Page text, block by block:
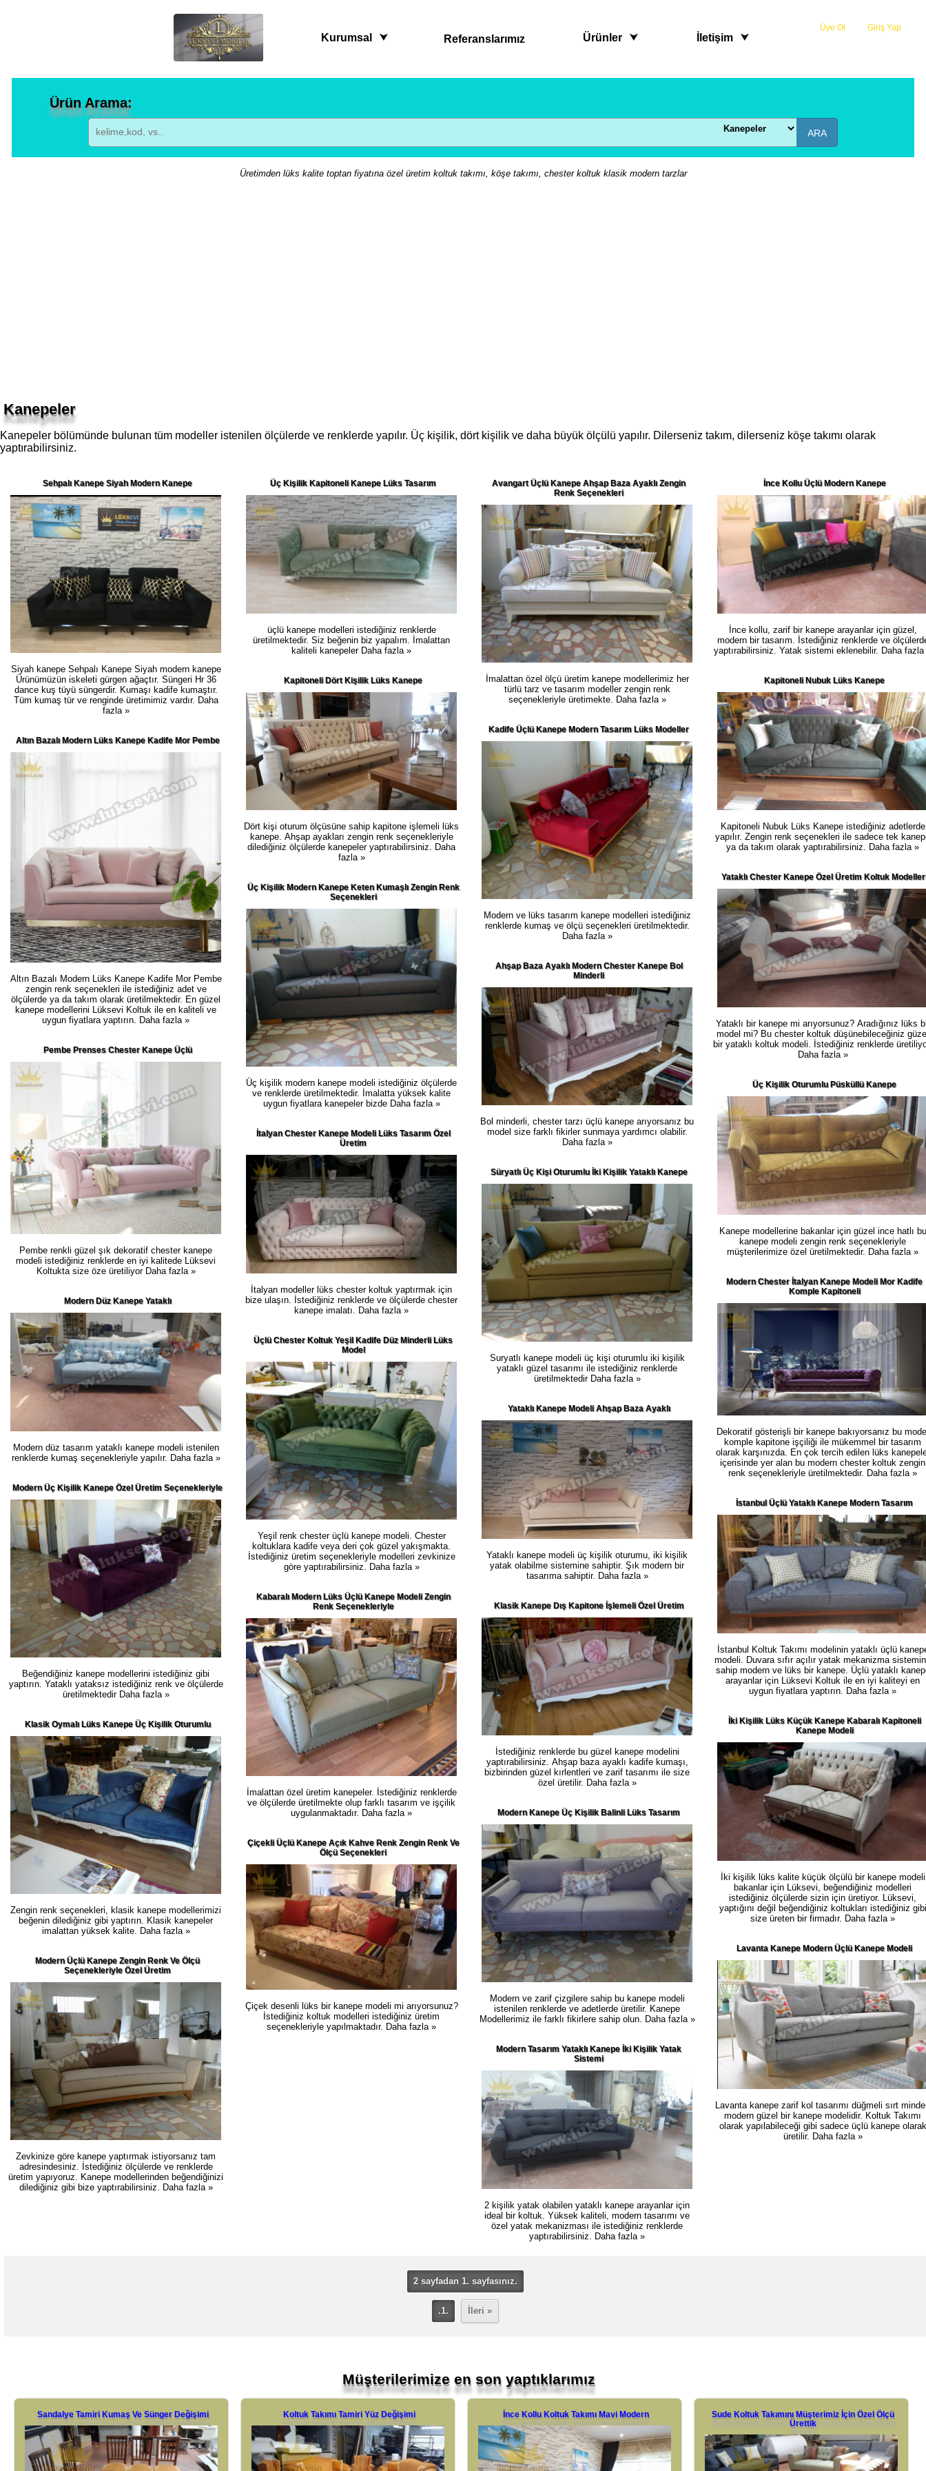
Kurumsal Referanslarımız Ürünler İletişim
Ürün Arama:
ARA
Üretimden lüks kalite toptan fiyatına özel üretim koltuk takımı, köşe takımı, chester koltuk klasik modern tarzlar
Üye Ol Giriş Yap
Kanepeler
Kanepeler bölümünde bulunan tüm modeller istenilen ölçülerde ve renklerde yapılır. Üç kişilik, dört kişilik ve daha büyük ölçülü yapılır. Dilerseniz takım, dilerseniz köşe takımı olarak
yaptırabilirsiniz.
Sehpalı Kanepe Siyah Modern Kanepe
Siyah kanepe Sehpalı Kanepe Siyah modern kanepe
Ürünümüzün iskeleti gürgen ağaçtır. Süngeri Hr 36
dance kuş tüyü süngerdir. Kumaşı kadife kumaştır.
Tüm kumaş tür ve renginde üretimimiz vardır. Daha
fazla »
Altın Bazalı Modern Lüks Kanepe Kadife Mor Pembe
Altın Bazalı Modern Lüks Kanepe Kadife Mor Pembe
zengin renk seçenekleri ile istediğiniz adet ve
ölçülerde ya da takım olarak üretilmektedir. En güzel
kanepe modellerini Lüksevi Koltuk ile en kaliteli ve
uygun fiyatlara yaptırın. Daha fazla »
Pembe Prenses Chester Kanepe Üçlü
Pembe renkli güzel şık dekoratif chester kanepe
modeli istediğiniz renklerde en iyi kalitede Lüksevi
Koltukta size öze üretiliyor Daha fazla »
Modern Düz Kanepe Yataklı
Modern düz tasarım yataklı kanepe modeli istenilen
renklerde kumaş seçenekleriyle yapılır. Daha fazla »
Modern Üç Kişilik Kanepe Özel Üretim Seçenekleriyle
Beğendiğiniz kanepe modellerini istediğiniz gibi
yaptırın. Yataklı yataksız istediğiniz renk ve ölçülerde
üretilmektedir Daha fazla »
Klasik Oymalı Lüks Kanepe Üç Kişilik Oturumlu
Zengin renk seçenekleri, klasik kanepe modellerimizi
beğenin dilediğiniz gibi yaptırın. Klasik kanepeler
imalattan yüksek kalite. Daha fazla »
Modern Üçlü Kanepe Zengin Renk Ve Ölçü
Seçenekleriyle Özel Üretim
Zevkinize göre kanepe yaptırmak istiyorsanız tam
adresindesiniz. İstediğiniz ölçülerde ve renklerde
üretim yapıyoruz. Kanepe modellerinden beğendiğinizi
dilediğiniz gibi bize yaptırabilirsiniz. Daha fazla »
Üç Kişilik Kapitoneli Kanepe Lüks Tasarım
üçlü kanepe modelleri istediğiniz renklerde
üretilmektedir. Siz beğenin biz yapalım. İmalattan
kaliteli kanepeler Daha fazla »
Kapitoneli Dört Kişilik Lüks Kanepe
Dört kişi oturum ölçüsüne sahip kapitone işlemeli lüks
kanepe. Ahşap ayakları zengin renk seçenekleriyle
dilediğiniz ölçülerde kanepeler yaptırabilirsiniz. Daha
fazla »
Üç Kişilik Modern Kanepe Keten Kumaşlı Zengin Renk
Seçenekleri
Üç kişilik modern kanepe modeli istediğiniz ölçülerde
ve renklerde üretilmektedir. İmalatta yüksek kalite
uygun fiyatlara kanepeler bizde Daha fazla »
İtalyan Chester Kanepe Modeli Lüks Tasarım Özel
Üretim
İtalyan modeller lüks chester koltuk yaptırmak için
bize ulaşın. İstediğiniz renklerde ve ölçülerde chester
kanepe imalatı. Daha fazla »
Üçlü Chester Koltuk Yeşil Kadife Düz Minderli Lüks
Model
Yeşil renk chester üçlü kanepe modeli. Chester
koltuklara kadife veya deri çok güzel yakışmakta.
İstediğiniz üretim seçenekleriyle modelleri zevkinize
göre yaptırabilirsiniz.
Daha fazla »
Kabaralı Modern Lüks Üçlü Kanepe Modeli Zengin
Renk Seçenekleriyle
İmalattan özel üretim kanepeler. İstediğiniz renklerde
ve ölçülerde üretilmekte olup farklı tasarım ve işçilik
uygulanmaktadır. Daha fazla »
Çiçekli Üçlü Kanepe Açık Kahve Renk Zengin Renk Ve
Ölçü Seçenekleri
Çiçek desenli lüks bir kanepe modeli mi arıyorsunuz?
İstediğiniz koltuk modelleri istediğiniz üretim
seçenekleriyle yapılmaktadır. Daha fazla »
Avangart Üçlü Kanepe Ahşap Baza Ayaklı Zengin
Renk Seçenekleri
İmalattan özel ölçü üretim kanepe modellerimiz her
türlü tarz ve tasarım modeller zengin renk
seçenekleriyle üretimekte.
Daha fazla »
Kadife Üçlü Kanepe Modern Tasarım Lüks Modeller
Modern ve lüks tasarım kanepe modelleri istediğiniz
renklerde kumaş ve ölçü seçenekleri üretilmektedir.
Daha fazla »
Ahşap Baza Ayaklı Modern Chester Kanepe Bol
Minderli
Bol minderli, chester tarzı üçlü kanepe arıyorsanız bu
model size farklı fikirler sunmaya yardımcı olabilir.
Daha fazla »
Süryatlı Üç Kişi Oturumlu İki Kişilik Yataklı Kanepe
Suryatlı kanepe modeli üç kişi oturumlu iki kişilik
yataklı güzel tasarımı ile istediğiniz renklerde
üretilmektedir Daha fazla »
Yataklı Kanepe Modeli Ahşap Baza Ayaklı
Yataklı kanepe modeli üç kişilik oturumu, iki kişilik
yatak olabilme sistemine sahiptir. Şık modern bir
tasarıma sahiptir. Daha fazla »
Klasik Kanepe Dış Kapitone İşlemeli Özel Üretim
İstediğiniz renklerde bu güzel kanepe modelini
yaptırabilirsiniz. Ahşap baza ayaklı kadife kumaşı,
bizbirinden güzel kırlentleri ve zarif tasarımı ile size
özel üretilir. Daha fazla »
Modern Kanepe Üç Kişilik Balinli Lüks Tasarım
Modern ve zarif çizgilere sahip bu kanepe modeli
istenilen renklerde ve adetlerde üretilir. Kanepe
Modellerimiz ile farklı fikirlere sahip olun.
Daha fazla »
Modern Tasarım Yataklı Kanepe İki Kişilik Yatak
Sistemi
2 kişilik yatak olabilen yataklı kanepe arayanlar için
ideal bir koltuk. Yüksek kaliteli, modern tasarımı ve
özel yatak mekanizması ile istediğiniz renklerde
yaptırabilirsiniz. Daha fazla »
İnce Kollu Üçlü Modern Kanepe
İnce kollu, zarif bir kanepe arayanlar için güzel,
modern bir tasarım. İstediğiniz renklerde ve
yaptırabilirsiniz. Yatak sistemi eklenebilir. Daha fazla
Kapitoneli Nubuk Lüks Kanepe
Kapitoneli Nubuk Lüks Kanepe istediğiniz adetlerde
yapılır. Zengin renk seçenekleri ile sadece tek
ya da takım olarak yaptırabilirsiniz. Daha fazla »
Yataklı Chester Kanepe Özel Üretim Koltuk
Yataklı bir kanepe mi arıyorsunuz? Aradığınız lüks
model mi? Bu chester koltuk düşünebileceğiniz
bir yataklı koltuk modeli. İstediğiniz renklerde
Daha fazla »
Üç Kişilik Oturumlu Püsküllü Kanepe
Kanepe modellerine bakanlar için güzel ince hatlı bu
kanepe modeli zengin renk seçenekleriyle
müşterilerimize özel üretilmektedir. Daha fazla »
Modern Chester İtalyan Kanepe Modeli Mor Kadife
Komple Kapitoneli
Dekoratif gösterişli bir kanepe bakıyorsanız bu
komple kapitone işçiliği ile mükemmel bir tasarım
olarak karşınızda. En çok tercih edilen lüks
içerisinde yer alan bu modern chester koltuk zengin
renk seçenekleriyle üretilmektedir. Daha fazla »
İstanbul Üçlü Yataklı Kanepe Modern Tasarım
İstanbul Koltuk Takımı modelinin yataklı üçlü
modeli. Duvara sıfır açılır yatak mekanizma
sahip modern ve lüks bir kanepe. Üçlü yataklı
arayanlar için Lüksevi Koltuk ile en iyi kaliteyi en
uygun fiyatlara yaptırın. Daha fazla »
İki Kişilik Lüks Küçük Kanepe Kabaralı Kapitoneli
Kanepe Modeli
İki kişilik lüks kalite küçük ölçülü bir kanepe modeli
bakanlar için Lüksevi, beğendiğiniz modelleri
istediğiniz ölçülerde sizin için üretiyor. Lüksevi,
yaptığını değil beğendiğiniz koltukları istediğiniz gibi
size üreten bir firmadır. Daha fazla »
Lavanta Kanepe Modern Üçlü Kanepe Modeli
Lavanta kanepe zarif kol tasarımı düğmeli sırt
modern güzel bir kanepe modelidir. Koltuk Takımı
olarak yapılabileceği gibi sadece üçlü kanepe olarak
üretilir. Daha fazla »
2 sayfadan 1. sayfasınız.
.1. İleri »
Müşterilerimize en son yaptıklarımız
Sandalye Tamiri Kumaş Ve Sünger Değişimi Koltuk Takımı Tamiri Yüz Değişimi İnce Kollu Koltuk Takımı Mavi Modern
Sude Koltuk Takımını Müşterimiz İçin Özel Ölçü
Ürettik